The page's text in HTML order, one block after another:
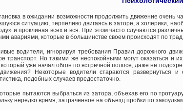
в ожидании возможности продолжить движение очень
ситуацию, терпеливо двигаясь в заторе, а холерики,
и проклиная всех и вся. При этом часто случаются
авариями, которые в большинстве своем происходят по
водители, игнорируя требования Правил дорожного
транспорт. Но такими же неспокойными могут оказаться и
уже начал обгон по встречной полосе, даже не
Некоторые водители стараются развернуться
подобных случаев предостаточно.
пытаются выбраться из затора, объехав его по
нередко время, затраченное на объезд пробки по